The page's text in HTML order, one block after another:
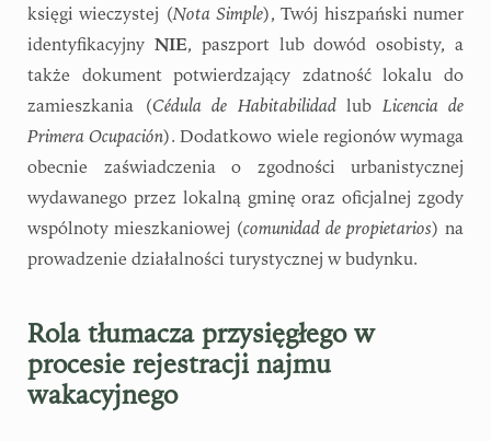
księgi wieczystej (Nota Simple), Twój hiszpański numer
identyfikacyjny NIE, paszport lub dowód osobisty, a
także dokument potwierdzający zdatność lokalu do
zamieszkania (Cédula de Habitabilidadlub Licencia de
Primera Ocupación). Dodatkowo wiele regionów wymaga
obecnie zaświadczenia o zgodności urbanistycznej
wydawanego przez lokalną gminę oraz oficjalnej zgody
wspólnoty mieszkaniowej (comunidad de propietarios) na
prowadzenie działalności turystycznej w budynku.
Rola tłumacza przysięgłego w
procesie rejestracji najmu
wakacyjnego